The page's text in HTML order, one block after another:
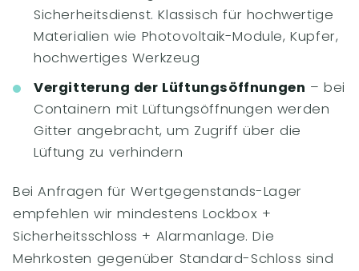
Sicherheitsdienst. Klassisch für hochwertige
Materialien wie Photovoltaik-Module, Kupfer,
hochwertiges Werkzeug
Vergitterung der Lüftungsöffnungen – bei
Containern mit Lüftungsöffnungen werden
Gitter angebracht, um Zugriff über die
Lüftung zu verhindern
Bei Anfragen für Wertgegenstands-Lager
empfehlen wir mindestens Lockbox +
Sicherheitsschloss + Alarmanlage. Die
Mehrkosten gegenüber Standard-Schloss sind